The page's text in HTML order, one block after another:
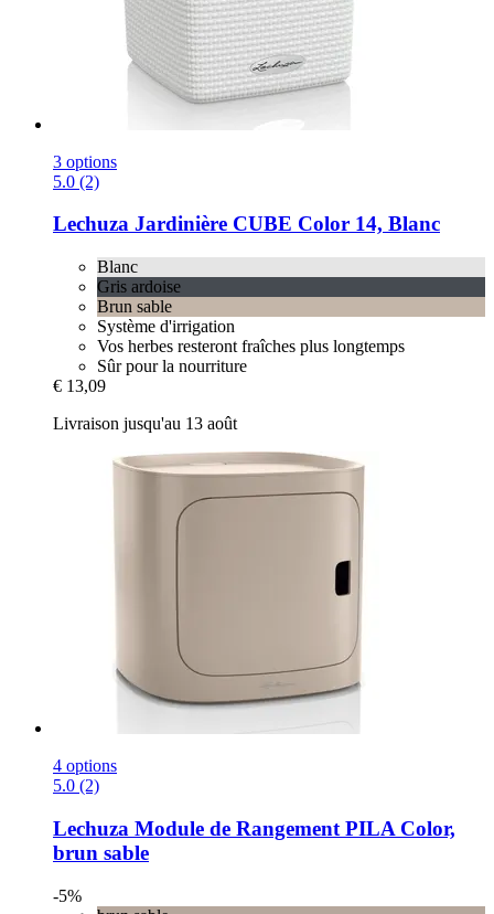
3 options
5.0 (2)
Lechuza Jardinière CUBE Color 14, Blanc
Blanc
Gris ardoise
Brun sable
Système d'irrigation
Vos herbes resteront fraîches plus longtemps
Sûr pour la nourriture
€ 13,09
Livraison jusqu'au 13 août
4 options
5.0 (2)
Lechuza Module de Rangement PILA Color,
brun sable
-5%